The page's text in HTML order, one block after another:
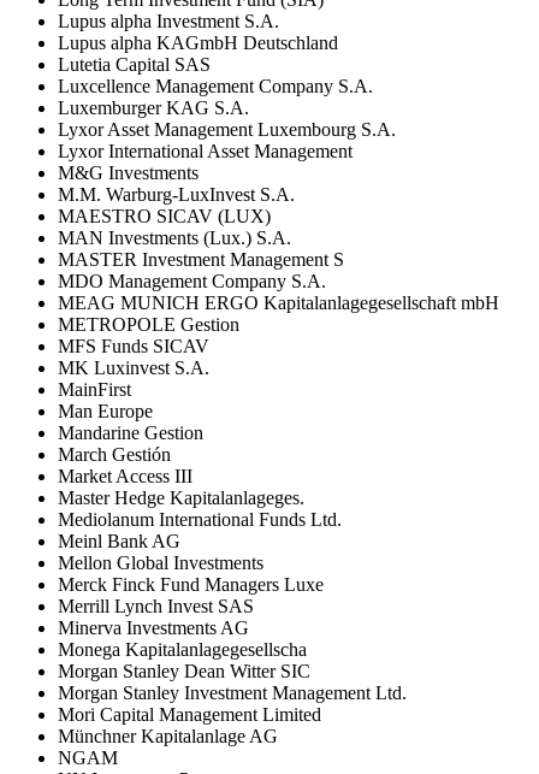
Lupus alpha Investment S.A.
Lupus alpha KAGmbH Deutschland
Lutetia Capital SAS
Luxcellence Management Company S.A.
Luxemburger KAG S.A.
Lyxor Asset Management Luxembourg S.A.
Lyxor International Asset Management
M&G Investments
M.M. Warburg-LuxInvest S.A.
MAESTRO SICAV (LUX)
MAN Investments (Lux.) S.A.
MASTER Investment Management S
MDO Management Company S.A.
MEAG MUNICH ERGO Kapitalanlagegesellschaft mbH
METROPOLE Gestion
MFS Funds SICAV
MK Luxinvest S.A.
MainFirst
Man Europe
Mandarine Gestion
March Gestión
Market Access III
Master Hedge Kapitalanlageges.
Mediolanum International Funds Ltd.
Meinl Bank AG
Mellon Global Investments
Merck Finck Fund Managers Luxe
Merrill Lynch Invest SAS
Minerva Investments AG
Monega Kapitalanlagegesellscha
Morgan Stanley Dean Witter SIC
Morgan Stanley Investment Management Ltd.
Mori Capital Management Limited
Münchner Kapitalanlage AG
NGAM